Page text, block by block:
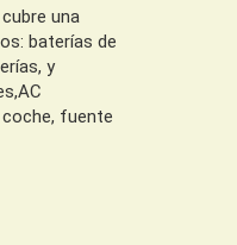
una
baterías de
y
fuente